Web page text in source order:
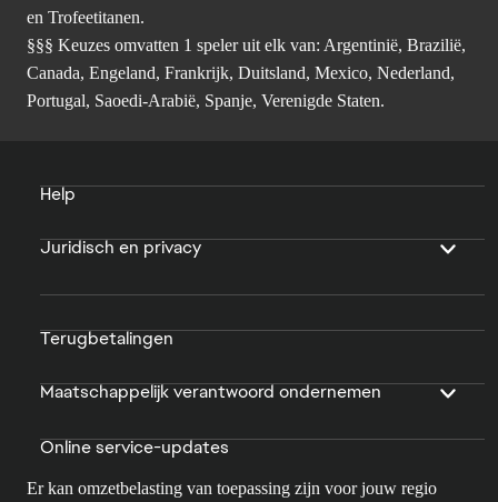
en Trofeetitanen.
§§§ Keuzes omvatten 1 speler uit elk van: Argentinië, Brazilië,
Canada, Engeland, Frankrijk, Duitsland, Mexico, Nederland,
Portugal, Saoedi-Arabië, Spanje, Verenigde Staten.
Help
Juridisch en privacy
Terugbetalingen
Maatschappelijk verantwoord ondernemen
Online service-updates
Er kan omzetbelasting van toepassing zijn voor jouw regio